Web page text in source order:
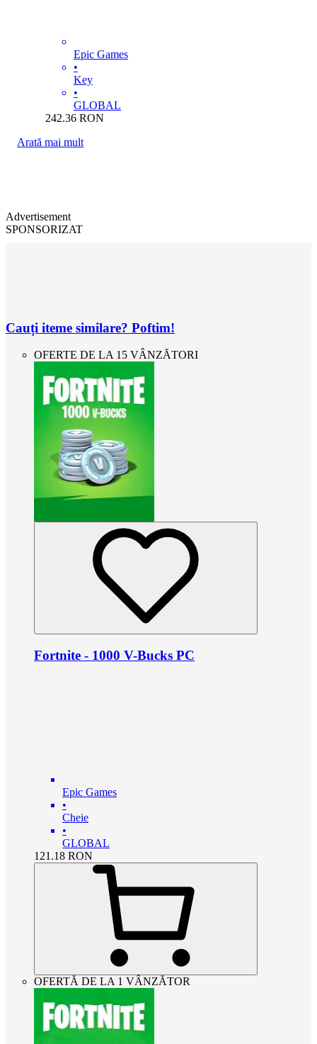
Epic Games
•
Key
•
GLOBAL
242.36 RON
Arată mai mult
Advertisement
SPONSORIZAT
Cauți iteme similare? Poftim!
OFERTE DE LA 15 VÂNZĂTORI
Fortnite - 1000 V-Bucks PC
Epic Games
•
Cheie
•
GLOBAL
121.18 RON
OFERTĂ DE LA 1 VÂNZĂTOR